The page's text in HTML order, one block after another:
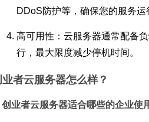
DDoS防护等，确保您的服务运
高可用性：云服务器通常配备
行，最大限度减少停机时间。
业者云服务器怎么样？
创业者云服务器适合哪些的企业使